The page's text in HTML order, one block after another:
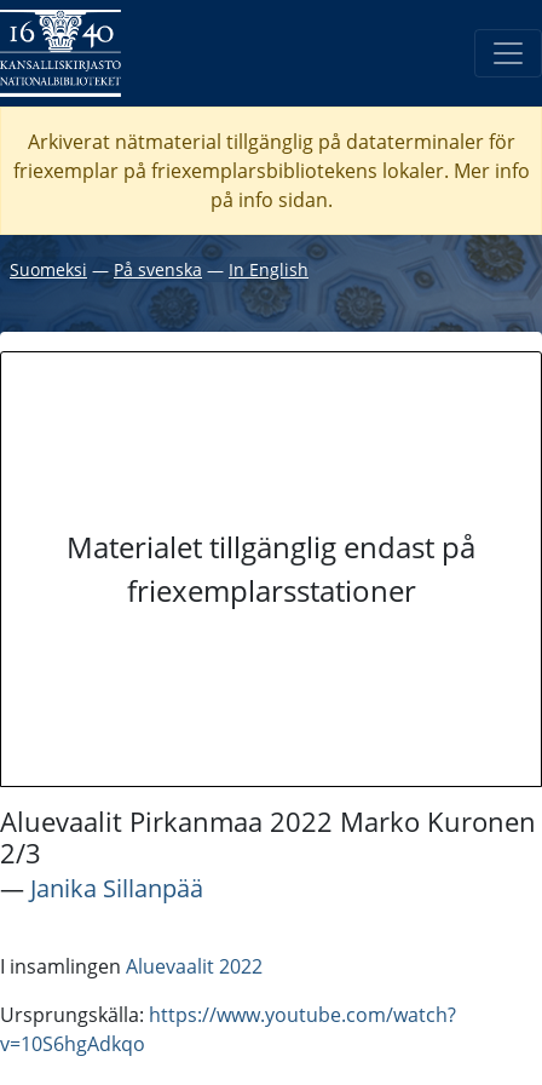
Arkiverat nätmaterial tillgänglig på dataterminaler för
friexemplar på friexemplarsbibliotekens lokaler. Mer info
på info sidan.
Suomeksi ― På svenska ― In English
Materialet tillgänglig endast på
friexemplarsstationer
Aluevaalit Pirkanmaa 2022 Marko Kuronen
2/3
― Janika Sillanpää
I insamlingen Aluevaalit 2022
Ursprungskälla: https://www.youtube.com/watch?
v=10S6hgAdkqo